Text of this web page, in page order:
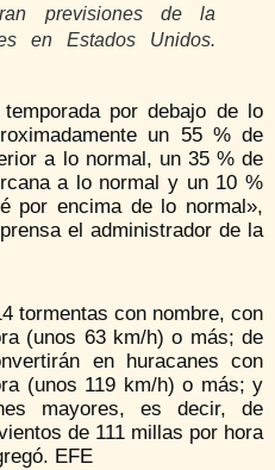
previsiones de la
en Estados Unidos.
por debajo de lo
un 55 % de
a lo normal, un 35 % de
a lo normal y un 10 %
por encima de lo normal»,
el administrador de la
tormentas con nombre, con
(unos 63 km/h) o más; de
en huracanes con
(unos 119 km/h) o más; y
mayores, es decir, de
de 111 millas por hora
EFE